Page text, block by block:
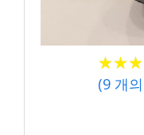
(9 개